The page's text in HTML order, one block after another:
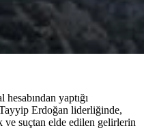
yaptığı
Erdoğan liderliğinde,
ve suçtan elde edilen gelirlerin